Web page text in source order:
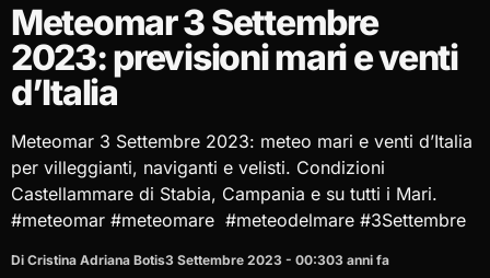
Meteomar 3 Settembre
2023: previsioni mari e venti
d’Italia
Meteomar 3 Settembre 2023: meteo mari e venti d’Italia
per villeggianti, naviganti e velisti. Condizioni
Castellammare di Stabia, Campania e su tutti i Mari.
#meteomar #meteomare #meteodelmare #3Settembre
Di Cristina Adriana Botis3 Settembre 2023 - 00:303 anni fa